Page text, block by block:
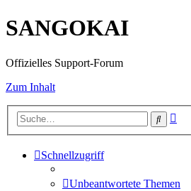
SANGOKAI
Offizielles Support-Forum
Zum Inhalt
Suche
Schnellzugriff
Unbeantwortete Themen